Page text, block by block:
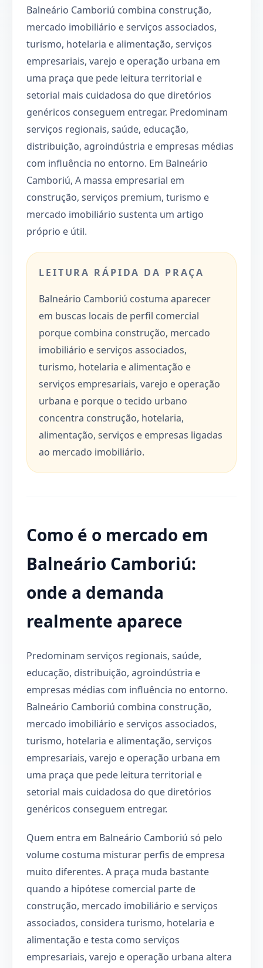
Balneário Camboriú combina construção,
mercado imobiliário e serviços associados,
turismo, hotelaria e alimentação, serviços
empresariais, varejo e operação urbana em
uma praça que pede leitura territorial e
setorial mais cuidadosa do que diretórios
genéricos conseguem entregar. Predominam
serviços regionais, saúde, educação,
distribuição, agroindústria e empresas médias
com influência no entorno. Em Balneário
Camboriú, A massa empresarial em
construção, serviços premium, turismo e
mercado imobiliário sustenta um artigo
próprio e útil.
LEITURA RÁPIDA DA PRAÇA
Balneário Camboriú costuma aparecer
em buscas locais de perfil comercial
porque combina construção, mercado
imobiliário e serviços associados,
turismo, hotelaria e alimentação e
serviços empresariais, varejo e operação
urbana e porque o tecido urbano
concentra construção, hotelaria,
alimentação, serviços e empresas ligadas
ao mercado imobiliário.
Como é o mercado em
Balneário Camboriú:
onde a demanda
realmente aparece
Predominam serviços regionais, saúde,
educação, distribuição, agroindústria e
empresas médias com influência no entorno.
Balneário Camboriú combina construção,
mercado imobiliário e serviços associados,
turismo, hotelaria e alimentação, serviços
empresariais, varejo e operação urbana em
uma praça que pede leitura territorial e
setorial mais cuidadosa do que diretórios
genéricos conseguem entregar.
Quem entra em Balneário Camboriú só pelo
volume costuma misturar perfis de empresa
muito diferentes. A praça muda bastante
quando a hipótese comercial parte de
construção, mercado imobiliário e serviços
associados, considera turismo, hotelaria e
alimentação e testa como serviços
empresariais, varejo e operação urbana altera